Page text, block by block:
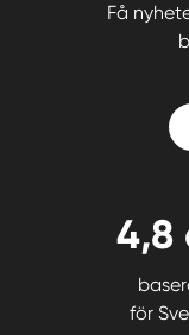
Få
4,8
för